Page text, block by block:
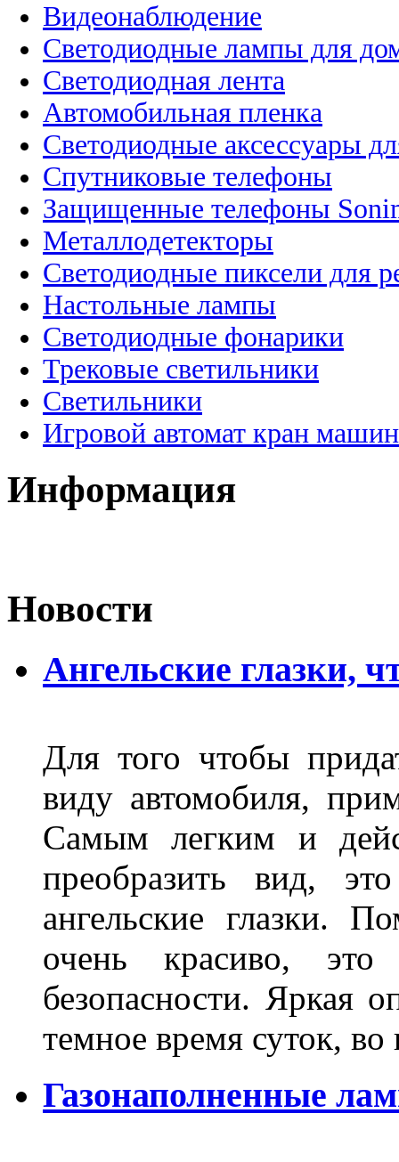
Видеонаблюдение
Светодиодные лампы для
Светодиодная лента
Автомобильная пленка
Светодиодные аксессуары
Спутниковые телефоны
Защищенные телефоны
Металлодетекторы
Светодиодные пиксели для
Настольные лампы
Светодиодные фонарики
Трековые светильники
Светильники
Игровой автомат кран
Информация
Новости
Ангельские глазки,
Для того чтобы
виду автомобиля,
Самым легким и
преобразить вид,
ангельские глазки.
очень красиво,
безопасности. Яркая
темное время суток, во
Газонаполненные